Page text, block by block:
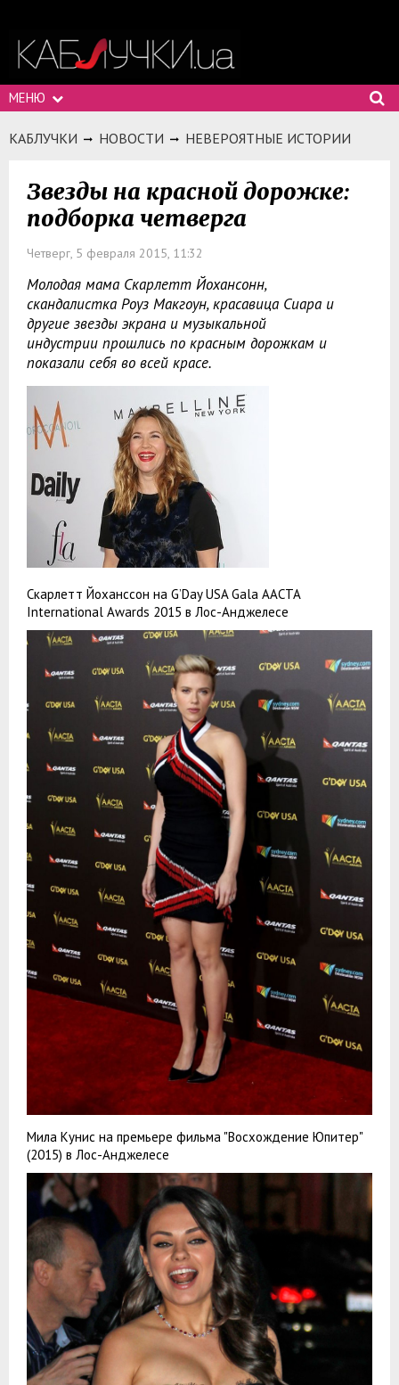
МЕНЮ
КАБЛУЧКИ НОВОСТИ НЕВЕРОЯТНЫЕ ИСТОРИИ
Звезды на красной дорожке:
подборка четверга
Четверг, 5 февраля 2015, 11:32
Молодая мама Скарлетт Йохансонн,
скандалистка Роуз Макгоун, красавица Сиара и
другие звезды экрана и музыкальной
индустрии прошлись по красным дорожкам и
показали себя во всей красе.
Скарлетт Йоханссон на G’Day USA Gala AACTA
International Awards 2015 в Лос-Анджелесе
Мила Кунис на премьере фильма "Восхождение Юпитер"
(2015) в Лос-Анджелесе